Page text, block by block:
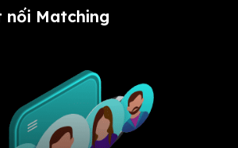
nối Matching